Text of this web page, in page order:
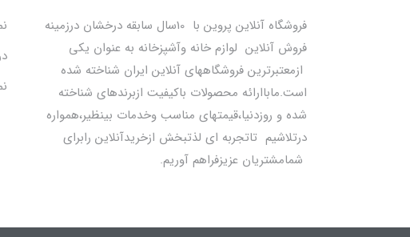
فروشگاه آنلاین پروین با 10سال سابقه درخشان درزمینه
فروش آنلاین لوازم خانه وآشپزخانه به عنوان یکی
ازمعتبرترین فروشگاههای آنلاین ایران شناخته شده
است.ماباارائه محصولات باکیفیت ازبرندهای شناخته
شده و روزدنیا،قیمتهای مناسب وخدمات بینظیر،همواره
درتلاشیم تاتجربه ای لذتبخش ازخریدآنلاین رابرای
شمامشتریان عزیزفراهم آوریم.